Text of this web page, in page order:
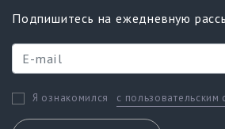
Подпишитесь на ежедневную
Я ознакомился с пользовательским